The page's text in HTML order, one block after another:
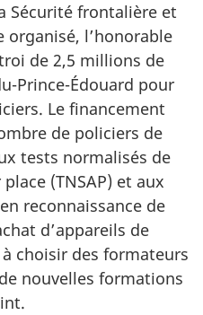
Sécurité frontalière et
organisé, l’honorable
de 2,5 millions de
Prince-Édouard pour
Le financement
de policiers de
tests normalisés de
(TNSAP) et aux
reconnaissance de
d’appareils de
choisir des formateurs
nouvelles formations